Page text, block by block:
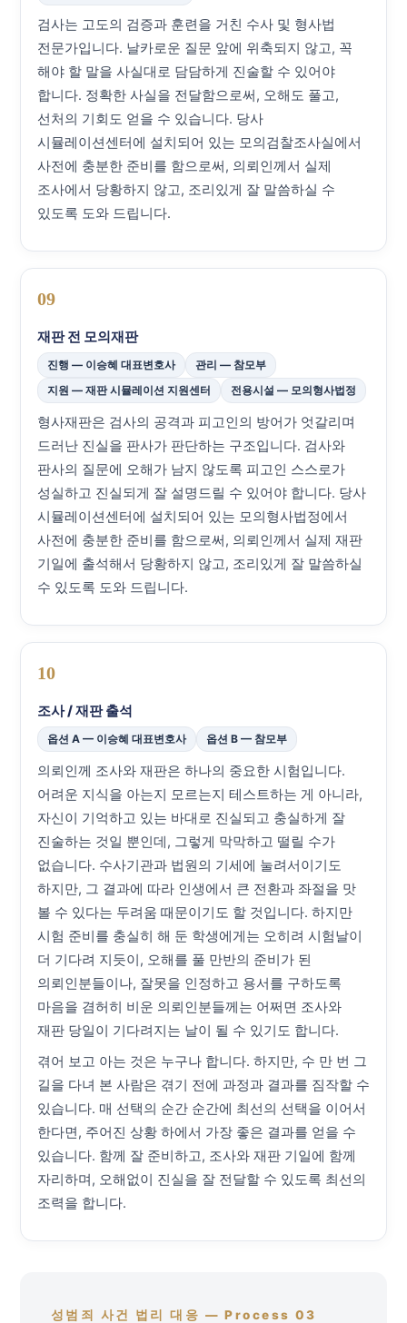
검사는 고도의 검증과 훈련을 거친 수사 및 형사법
전문가입니다. 날카로운 질문 앞에 위축되지 않고, 꼭
해야 할 말을 사실대로 담담하게 진술할 수 있어야
합니다. 정확한 사실을 전달함으로써, 오해도 풀고,
선처의 기회도 얻을 수 있습니다. 당사
시뮬레이션센터에 설치되어 있는 모의검찰조사실에서
사전에 충분한 준비를 함으로써, 의뢰인께서 실제
조사에서 당황하지 않고, 조리있게 잘 말씀하실 수
있도록 도와 드립니다.
09
재판 전 모의재판
진행 — 이승혜 대표변호사
관리 — 참모부
지원 — 재판 시뮬레이션 지원센터
전용시설 — 모의형사법정
형사재판은 검사의 공격과 피고인의 방어가 엇갈리며
드러난 진실을 판사가 판단하는 구조입니다. 검사와
판사의 질문에 오해가 남지 않도록 피고인 스스로가
성실하고 진실되게 잘 설명드릴 수 있어야 합니다. 당사
시뮬레이션센터에 설치되어 있는 모의형사법정에서
사전에 충분한 준비를 함으로써, 의뢰인께서 실제 재판
기일에 출석해서 당황하지 않고, 조리있게 잘 말씀하실
수 있도록 도와 드립니다.
10
조사 / 재판 출석
옵션 A — 이승혜 대표변호사 옵션 B — 참모부
의뢰인께 조사와 재판은 하나의 중요한 시험입니다.
어려운 지식을 아는지 모르는지 테스트하는 게 아니라,
자신이 기억하고 있는 바대로 진실되고 충실하게 잘
진술하는 것일 뿐인데, 그렇게 막막하고 떨릴 수가
없습니다. 수사기관과 법원의 기세에 눌려서이기도
하지만, 그 결과에 따라 인생에서 큰 전환과 좌절을 맛
볼 수 있다는 두려움 때문이기도 할 것입니다. 하지만
시험 준비를 충실히 해 둔 학생에게는 오히려 시험날이
더 기다려 지듯이, 오해를 풀 만반의 준비가 된
의뢰인분들이나, 잘못을 인정하고 용서를 구하도록
마음을 겸허히 비운 의뢰인분들께는 어쩌면 조사와
재판 당일이 기다려지는 날이 될 수 있기도 합니다.
겪어 보고 아는 것은 누구나 합니다. 하지만, 수 만 번 그
길을 다녀 본 사람은 겪기 전에 과정과 결과를 짐작할 수
있습니다. 매 선택의 순간 순간에 최선의 선택을 이어서
한다면, 주어진 상황 하에서 가장 좋은 결과를 얻을 수
있습니다. 함께 잘 준비하고, 조사와 재판 기일에 함께
자리하며, 오해없이 진실을 잘 전달할 수 있도록 최선의
조력을 합니다.
성범죄 사건 법리 대응 — Process 03